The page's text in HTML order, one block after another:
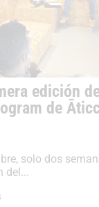
edición
de
solo dos
del...